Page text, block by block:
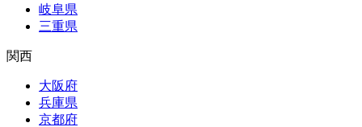
岐阜県
三重県
関西
大阪府
兵庫県
京都府